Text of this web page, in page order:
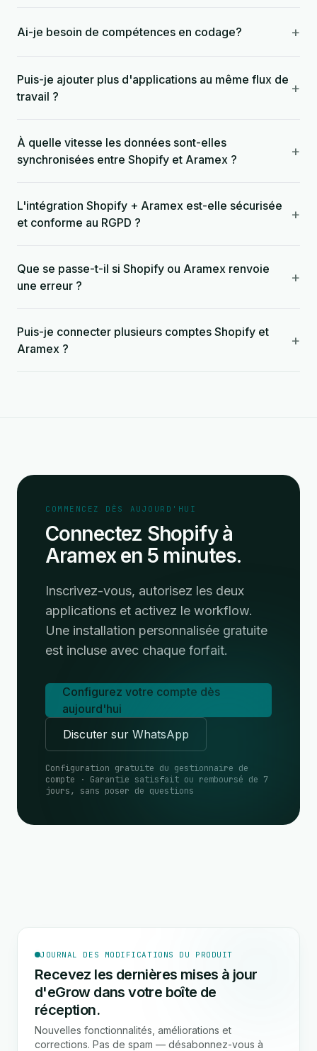
Ai-je besoin de compétences en codage? +
Puis-je ajouter plus d'applications au même flux de
travail ?
+
À quelle vitesse les données sont-elles
synchronisées entre Shopify et Aramex ?
+
L'intégration Shopify + Aramex est-elle sécurisée
et conforme au RGPD ?
+
Que se passe-t-il si Shopify ou Aramex renvoie
une erreur ?
+
Puis-je connecter plusieurs comptes Shopify et
Aramex ?
+
COMMENCEZ DÈS AUJOURD'HUI
Connectez Shopify à
Aramex en 5 minutes.
Inscrivez-vous, autorisez les deux
applications et activez le workflow.
Une installation personnalisée gratuite
est incluse avec chaque forfait.
Configurez votre compte dès
aujourd'hui
Discuter sur WhatsApp
Configuration gratuite du gestionnaire de
compte · Garantie satisfait ou remboursé de 7
jours, sans poser de questions
JOURNAL DES MODIFICATIONS DU PRODUIT
Recevez les dernières mises à jour
d'eGrow dans votre boîte de
réception.
Nouvelles fonctionnalités, améliorations et
corrections. Pas de spam — désabonnez-vous à